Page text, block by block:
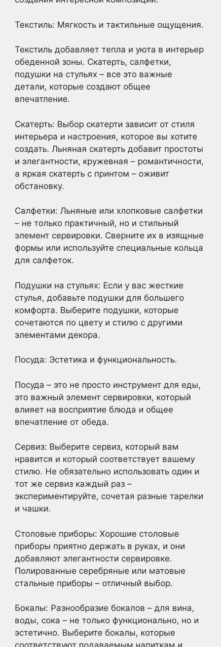
Текстиль: Мягкость и тактильные ощущения.
Текстиль добавляет тепла и уюта в интерьер
обеденной зоны. Скатерть, салфетки,
подушки на стульях – все это важные
детали, которые создают общее
впечатление.
Скатерть: Выбор скатерти зависит от стиля
интерьера и настроения, которое вы хотите
создать. Льняная скатерть добавит простоты
и элегантности, кружевная – романтичности,
а яркая скатерть с принтом – оживит
обстановку.
Салфетки: Льняные или хлопковые салфетки
– не только практичный, но и стильный
элемент сервировки. Сверните их в изящные
формы или используйте специальные кольца
для салфеток.
Подушки на стульях: Если у вас жесткие
стулья, добавьте подушки для большего
комфорта. Выберите подушки, которые
сочетаются по цвету и стилю с другими
элементами декора.
Посуда: Эстетика и функциональность.
Посуда – это не просто инструмент для еды,
это важный элемент сервировки, который
влияет на восприятие блюда и общее
впечатление от обеда.
Сервиз: Выберите сервиз, который вам
нравится и который соответствует вашему
стилю. Не обязательно использовать один и
тот же сервиз каждый раз –
экспериментируйте, сочетая разные тарелки
и чашки.
Столовые приборы: Хорошие столовые
приборы приятно держать в руках, и они
добавляют элегантности сервировке.
Полированные серебряные или матовые
стальные приборы – отличный выбор.
Бокалы: Разнообразие бокалов – для вина,
воды, сока – не только функционально, но и
эстетично. Выберите бокалы, которые